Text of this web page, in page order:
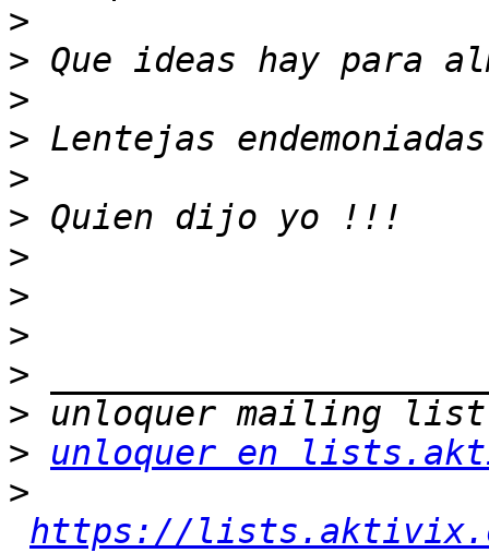
>
>
>
>
>
>
>
>
>
>
>
>
unloquer en
>
https://